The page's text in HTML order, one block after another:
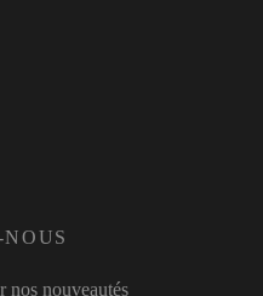
nos nouveautés